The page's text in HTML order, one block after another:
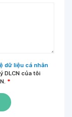
dữ liệu cá nhân
DLCN của tôi
*